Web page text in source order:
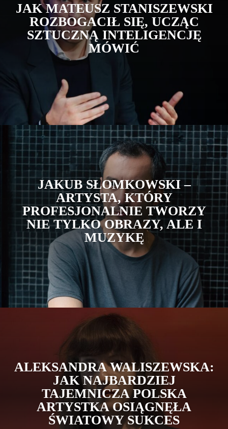
JAK MATEUSZ STANISZEWSKI
ROZBOGACIŁ SIĘ, UCZĄC
SZTUCZNĄ INTELIGENCJĘ
MÓWIĆ
JAKUB SŁOMKOWSKI –
ARTYSTA, KTÓRY
PROFESJONALNIE TWORZY
NIE TYLKO OBRAZY, ALE I
MUZYKĘ
ALEKSANDRA WALISZEWSKA:
JAK NAJBARDZIEJ
TAJEMNICZA POLSKA
ARTYSTKA OSIĄGNĘŁA
ŚWIATOWY SUKCES